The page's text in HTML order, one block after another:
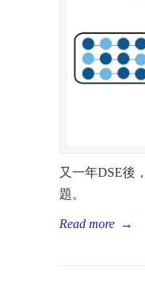
又一年DSE後
題。
Read more →